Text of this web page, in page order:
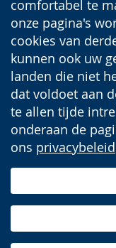
comfortabel te
onze pagina's
cookies van
kunnen ook uw
landen die niet
dat voldoet aan
te allen tijde
onderaan de
ons privacybeleid